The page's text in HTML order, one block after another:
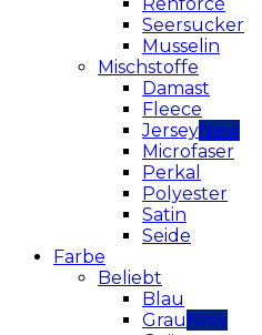
Seersucker
Musselin
Mischstoffe
Damast
Fleece
Jersey
Microfaser
Perkal
Polyester
Satin
Seide
Farbe
Beliebt
Blau
Grau